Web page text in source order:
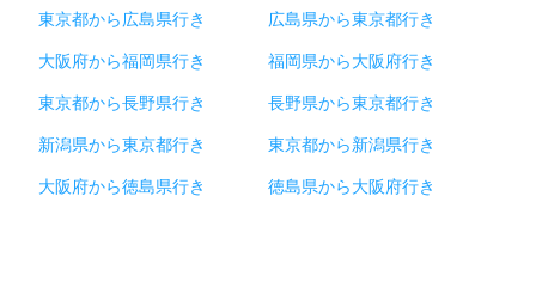
東京都から広島県行き 広島県から東京都行き
大阪府から福岡県行き 福岡県から大阪府行き
東京都から長野県行き 長野県から東京都行き
新潟県から東京都行き 東京都から新潟県行き
大阪府から徳島県行き 徳島県から大阪府行き